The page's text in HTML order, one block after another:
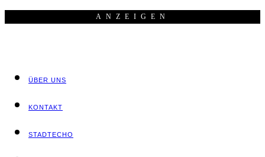
ANZEI­GEN
ÜBER UNS
KON­TAKT
STADT­ECHO